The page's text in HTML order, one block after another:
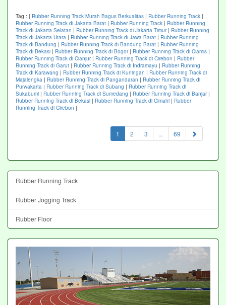
Tag : | Rubber Running Track Murah Bagus Berkualitas | Rubber Running Track |
Rubber Running Track di Jakarta Barat | Rubber Running Track | Rubber Running
Track di Jakarta Selatan | Rubber Running Track di Jakarta Timur| Rubber Running
Track di Jakarta Utara | Rubber Running Track di Jawa Barat | Rubber Running
Track di Bandung | Rubber Running Track di Bandung Barat | Rubber Running
Track di Bekasi | Rubber Running Track di Bogor| Rubber Running Track di Ciamis |
Rubber Running Track di Cianjur| Rubber Running Track di Cirebon | Rubber
Running Track di Garut | Rubber Running Track di Indramayu | Rubber Running
Track di Karawang | Rubber Running Track di Kuningan | Rubber Running Track di
Majalengka | Rubber Running Track di Pangandaran | Rubber Running Track di
Purwakarta | Rubber Running Track di Subang | Rubber Running Track di
Sukabumi | Rubber Running Track di Sumedang | Rubber Running Track di Banjar|
Rubber Running Track di Bekasi | Rubber Running Track di Cimahi | Rubber
Running Track di Cirebon |
1 (current)
2 3 ... 69
Rubber Running Track
Rubber Jogging Track
Rubber Floor